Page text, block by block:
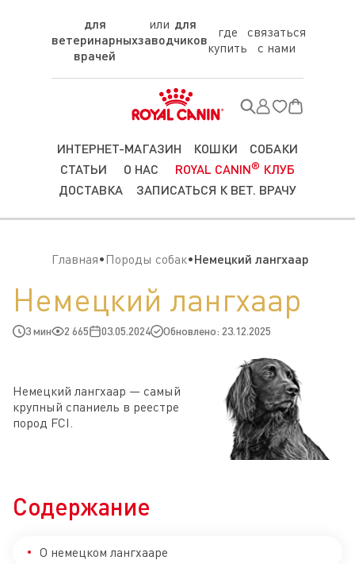
для
ветеринарных
врачей
для
заводчиков
где
купить
связаться
с нами
ИНТЕРНЕТ-МАГАЗИН КОШКИ
СОБАКИ
СТАТЬИ
О НАС ROYAL CANIN® КЛУБ
ДОСТАВКА
ЗАПИСАТЬСЯ К ВЕТ. ВРАЧУ
Главная Породы собак Немецкий лангхаар
Немецкий лангхаар
3 мин 2 665 03.05.2024 Обновлено: 23.12.2025
Немецкий лангхаар — самый
крупный спаниель в реестре
пород FCI.
Содержание
О немецком лангхааре